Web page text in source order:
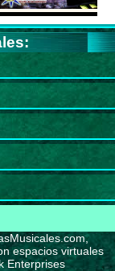
espacios virtuales
Enterprises